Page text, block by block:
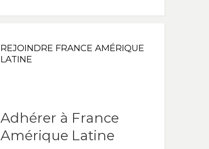
REJOINDRE FRANCE AMÉRIQUE
LATINE
Adhérer à France
Amérique Latine